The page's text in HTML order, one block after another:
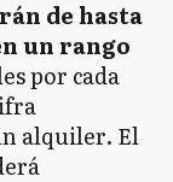
de hasta
un rango
por cada
alquiler. El